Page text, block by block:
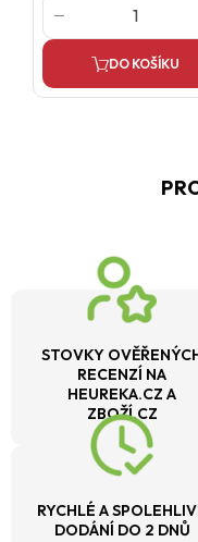
DO KOŠÍKU
STOVKY
RECENZÍ NA
HEUREKA.CZ A
ZBOŽÍ.CZ
RYCHLÉ A
DODÁNÍ DO 2 DNŮ